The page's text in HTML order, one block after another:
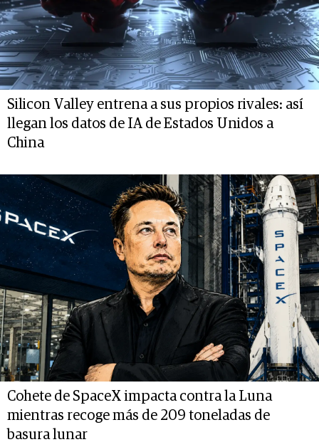
Silicon Valley entrena a sus propios rivales: así
llegan los datos de IA de Estados Unidos a
China
Cohete de SpaceX impacta contra la Luna
mientras recoge más de 209 toneladas de
basura lunar